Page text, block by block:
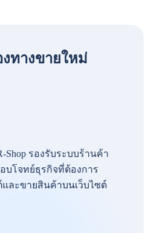
ทางขายใหม่
Shop รองรับระบบร้านค้า
บโจทย์ธุรกิจที่ต้องการ
และขายสินค้าบนเว็บไซต์